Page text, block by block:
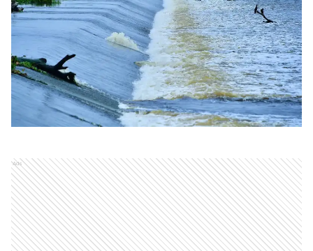
Ads